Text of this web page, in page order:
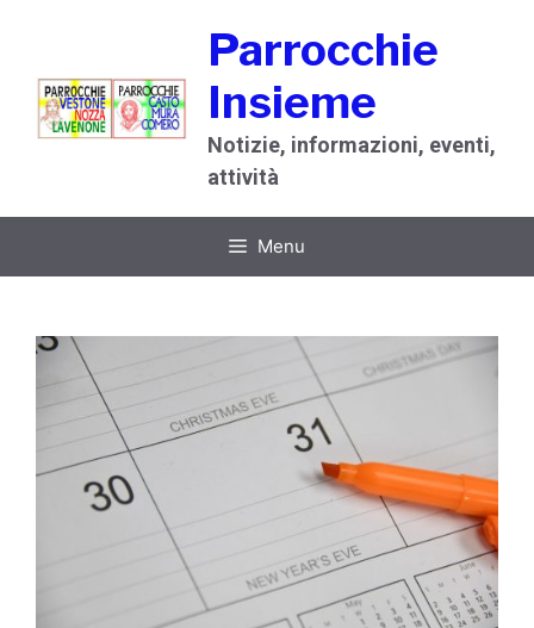
contenuto
Parrocchie
Insieme
Notizie, informazioni, eventi,
attività
Menu